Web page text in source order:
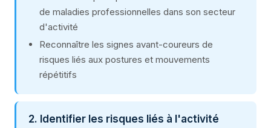
de maladies professionnelles dans son secteur
d'activité
Reconnaître les signes avant-coureurs de
risques liés aux postures et mouvements
répétitifs
2. Identifier les risques liés à l'activité